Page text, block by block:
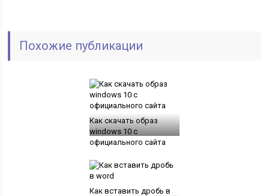
Похожие публикации
Как скачать образ
windows 10 с
официального сайта
Как вставить дробь в